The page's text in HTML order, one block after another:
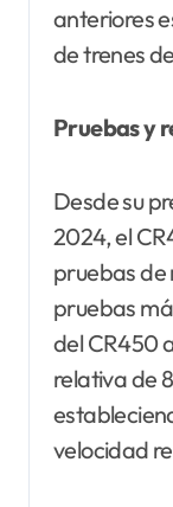
anteriores
de trenes
Pruebas y
Desde su
2024, el
pruebas de
pruebas
del CR450
relativa de
velocidad